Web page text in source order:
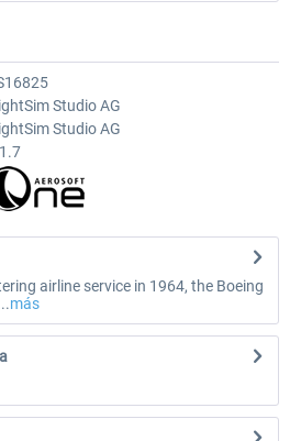
Studio AG
Studio AG
airline service in 1964, the Boeing
más